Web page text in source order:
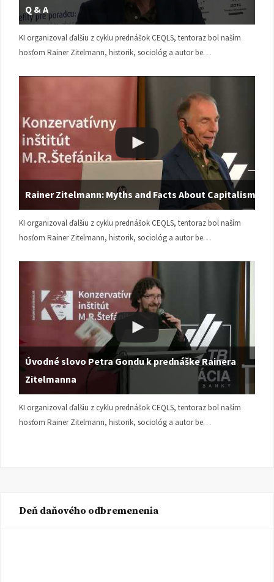
Q & A
KI organizoval ďalšiu z cyklu prednášok CEQLS, tentoraz bol naším
hosťom Rainer Zitelmann, historik, sociológ a autor be…
Rainer Zitelmann: Myths and Facts About Capitalism
KI organizoval ďalšiu z cyklu prednášok CEQLS, tentoraz bol naším
hosťom Rainer Zitelmann, historik, sociológ a autor be…
Úvodné slovo Petra Gondu k prednáške Rainera
Zitelmanna
KI organizoval ďalšiu z cyklu prednášok CEQLS, tentoraz bol naším
hosťom Rainer Zitelmann, historik, sociológ a autor be…
Deň daňového odbremenenia